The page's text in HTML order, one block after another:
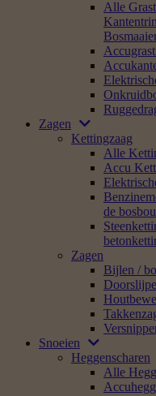
Alle
Zagen
Kettingzaag
Alle
Accu
de
Zagen
Bijlen /
Snoeien
Heggenscharen
Alle